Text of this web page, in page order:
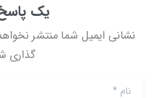
یک
نشانی ایمیل شما منتشر
گذاری
نام*